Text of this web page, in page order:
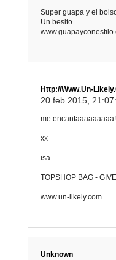
Super guapa y el
Un besito
Http://www.un-
20 feb 2015,
me
xx
isa
TOPSHOP BAG -
www.un-likely.com
Unknown